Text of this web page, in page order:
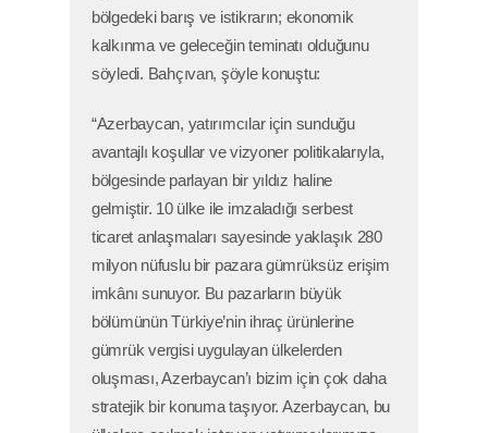
bölgedeki barış ve istikrarın; ekonomik
kalkınma ve geleceğin teminatı olduğunu
söyledi. Bahçıvan, şöyle konuştu:
“Azerbaycan, yatırımcılar için sunduğu
avantajlı koşullar ve vizyoner politikalarıyla,
bölgesinde parlayan bir yıldız haline
gelmiştir. 10 ülke ile imzaladığı serbest
ticaret anlaşmaları sayesinde yaklaşık 280
milyon nüfuslu bir pazara gümrüksüz erişim
imkânı sunuyor. Bu pazarların büyük
bölümünün Türkiye’nin ihraç ürünlerine
gümrük vergisi uygulayan ülkelerden
oluşması, Azerbaycan’ı bizim için çok daha
stratejik bir konuma taşıyor. Azerbaycan, bu